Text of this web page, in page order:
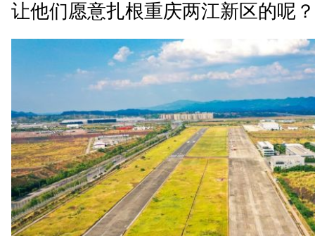
让他们愿意扎根重庆两江新区的呢？